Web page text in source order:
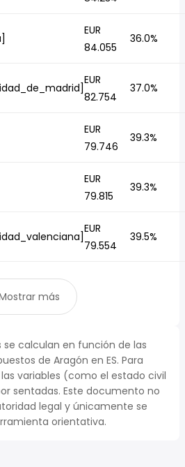
EUR
84.055
36.0%
EUR
82.754
37.0%
EUR
79.746
39.3%
EUR
79.815
39.3%
EUR
79.554
39.5%
más
se calculan en función de las
de Aragón en ES. Para
variables (como el estado civil
sentadas. Este documento no
legal y únicamente se
orientativa.